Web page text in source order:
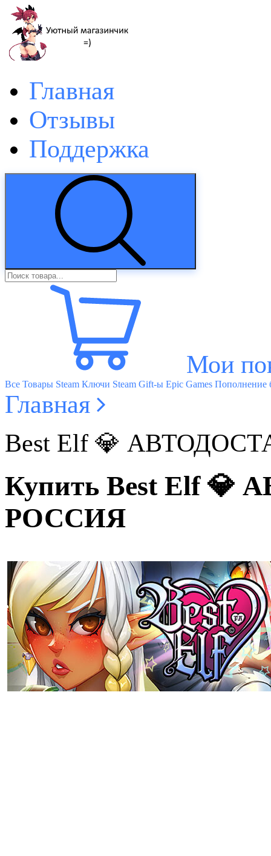
Главная
Отзывы
Поддержка
Мои
Все Товары Steam Ключи Steam Gift-ы Epic Games Пополнение
Главная
Best Elf 💎
Купить Best Elf 💎
РОССИЯ